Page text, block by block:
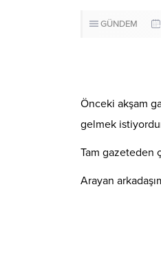
GÜNDEM
Önceki akşam
gelmek
Tam gazeteden
Arayan